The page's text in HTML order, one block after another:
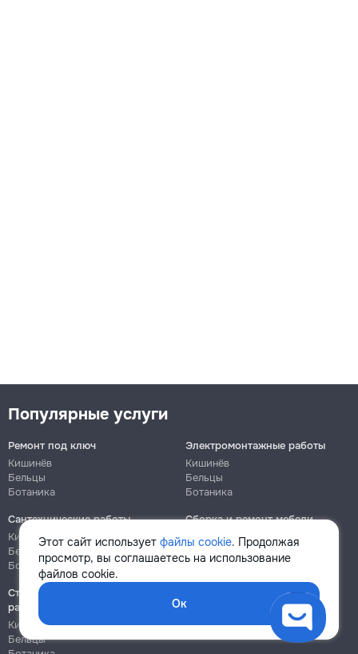
Этот сайт использует файлы cookie. Продолжая
просмотр, вы соглашаетесь на использование
файлов cookie.
Ок
Популярные услуги
Ремонт под ключ
Кишинёв
Бельцы
Ботаника
Электромонтажные работы
Кишинёв
Бельцы
Ботаника
Сантехнические работы
Кишинёв
Бельцы
Ботаника
Сборка и ремонт мебели
Кишинёв
Ботаника
Строительно-монтажные
работы
Кишинёв
Бельцы